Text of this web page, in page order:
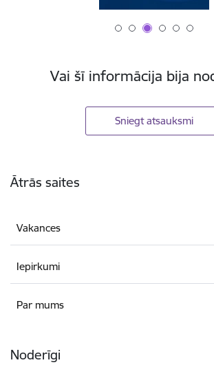
Vai šī informācija bija
Sniegt atsauksmi
Ātrās saites
Vakances
Iepirkumi
Par mums
Noderīgi